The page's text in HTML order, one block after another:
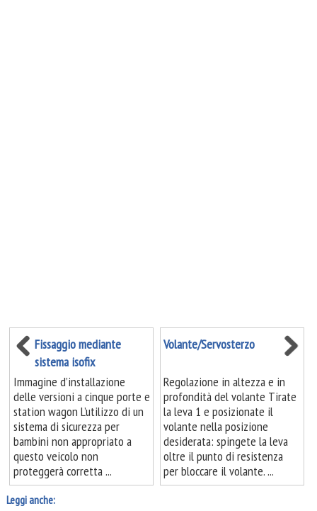
Fissaggio mediante
sistema isofix
Immagine d’installazione
delle versioni a cinque porte e
station wagon L’utilizzo di un
sistema di sicurezza per
bambini non appropriato a
questo veicolo non
proteggerà corretta ...
Volante/Servosterzo
Regolazione in altezza e in
profondità del volante Tirate
la leva 1 e posizionate il
volante nella posizione
desiderata: spingete la leva
oltre il punto di resistenza
per bloccare il volante. ...
Leggi anche: